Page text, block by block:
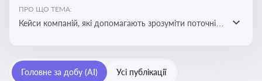
ПРО ЩО ТЕМА:
Кейси компаній, які допомагають зрозуміти поточні
бізнес-середовища
Головне за добу (AI) Усі публікації